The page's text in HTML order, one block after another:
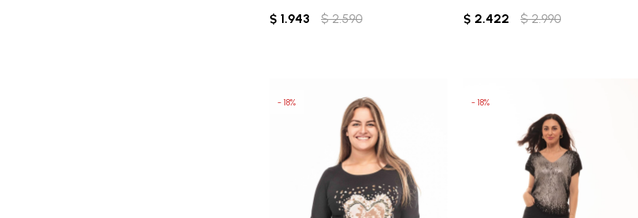
$ 1.943 $ 2.590 $ 2.422 $ 2.990
18 18